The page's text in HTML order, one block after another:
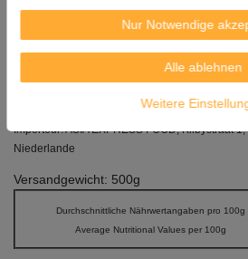
Herkunft: Packed in UK. (gepackt in
Hersteller:
Southall Middlesex, UB2 4AX
Importeur: ASIA EXPRESS FOOD, Kilbystraat
Niederlande
Versandgewicht: 500g
Durchschnittliche Nährwertangaben pro 100g
Average Nutritional Values per 100g
Nur Notwendige
Alle ablehnen
Weitere